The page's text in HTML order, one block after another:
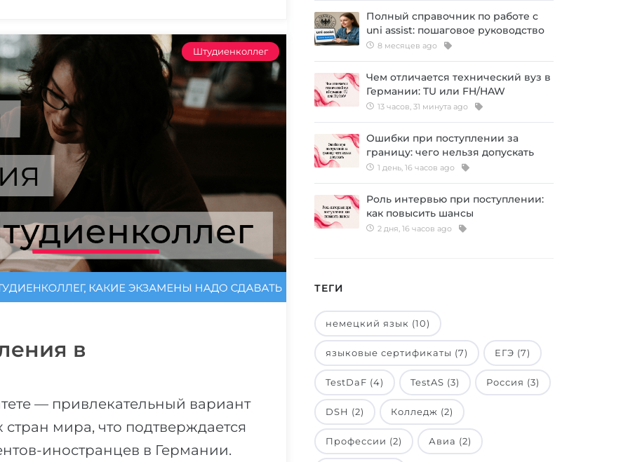
Штудиенколлег
в
— привлекательный вариант
мира, что подтверждается
иностранцев в Германии.
Полный справочник по работе с
uni assist: пошаговое руководство
8 месяцев ago
Чем отличается технический вуз в
Германии: TU или FH/HAW
13 часов, 31 минута ago
Ошибки при поступлении за
границу: чего нельзя допускать
1 день, 16 часов ago
Роль интервью при поступлении:
как повысить шансы
2 дня, 16 часов ago
ТЕГИ
немецкий язык (10)
языковые сертификаты (7) ЕГЭ (7)
TestDaF (4) TestAS (3) Россия (3)
DSH (2) Колледж (2)
Профессии (2) Авиа (2)